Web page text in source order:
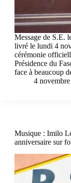
Message de S.E.
livré le lundi 4
cérémonie
Présidence du
face à beaucoup
4
Musique : Imilo
anniversaire sur